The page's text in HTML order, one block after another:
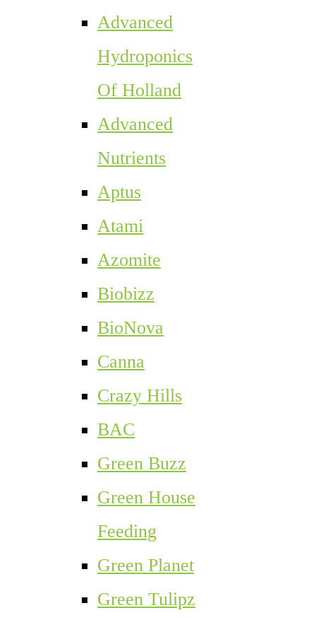
Advanced
Hydroponics
Of Holland
Advanced
Nutrients
Aptus
Atami
Azomite
Biobizz
BioNova
Canna
Crazy Hills
BAC
Green Buzz
Green House
Feeding
Green Planet
Green Tulipz